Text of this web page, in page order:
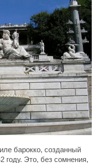
барокко, созданный
году. Это, без сомнения,